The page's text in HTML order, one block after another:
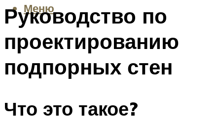
Меню
Руководство по
проектированию
подпорных стен
Что это такое?